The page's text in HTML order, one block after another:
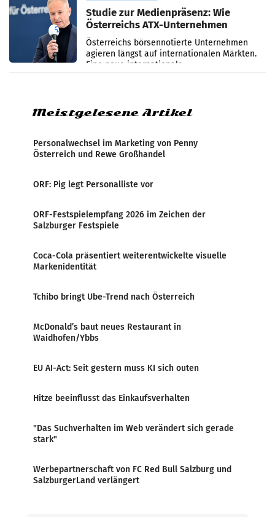
Studie zur Medienpräsenz: Wie
Österreichs ATX-Unternehmen
international wahrgenommen
werden
Österreichs börsennotierte Unternehmen
agieren längst auf internationalen Märkten.
Eine neue internationale
Medienresonanzanalyse untersucht die
Meistgelesene Artikel
Personalwechsel im Marketing von Penny
Österreich und Rewe Großhandel
ORF: Pig legt Personalliste vor
ORF-Festspielempfang 2026 im Zeichen der
Salzburger Festspiele
Coca-Cola präsentiert weiterentwickelte visuelle
Markenidentität
Tchibo bringt Ube-Trend nach Österreich
McDonald’s baut neues Restaurant in
Waidhofen/Ybbs
EU AI-Act: Seit gestern muss KI sich outen
Hitze beeinflusst das Einkaufsverhalten
"Das Suchverhalten im Web verändert sich gerade
stark"
Werbepartnerschaft von FC Red Bull Salzburg und
SalzburgerLand verlängert